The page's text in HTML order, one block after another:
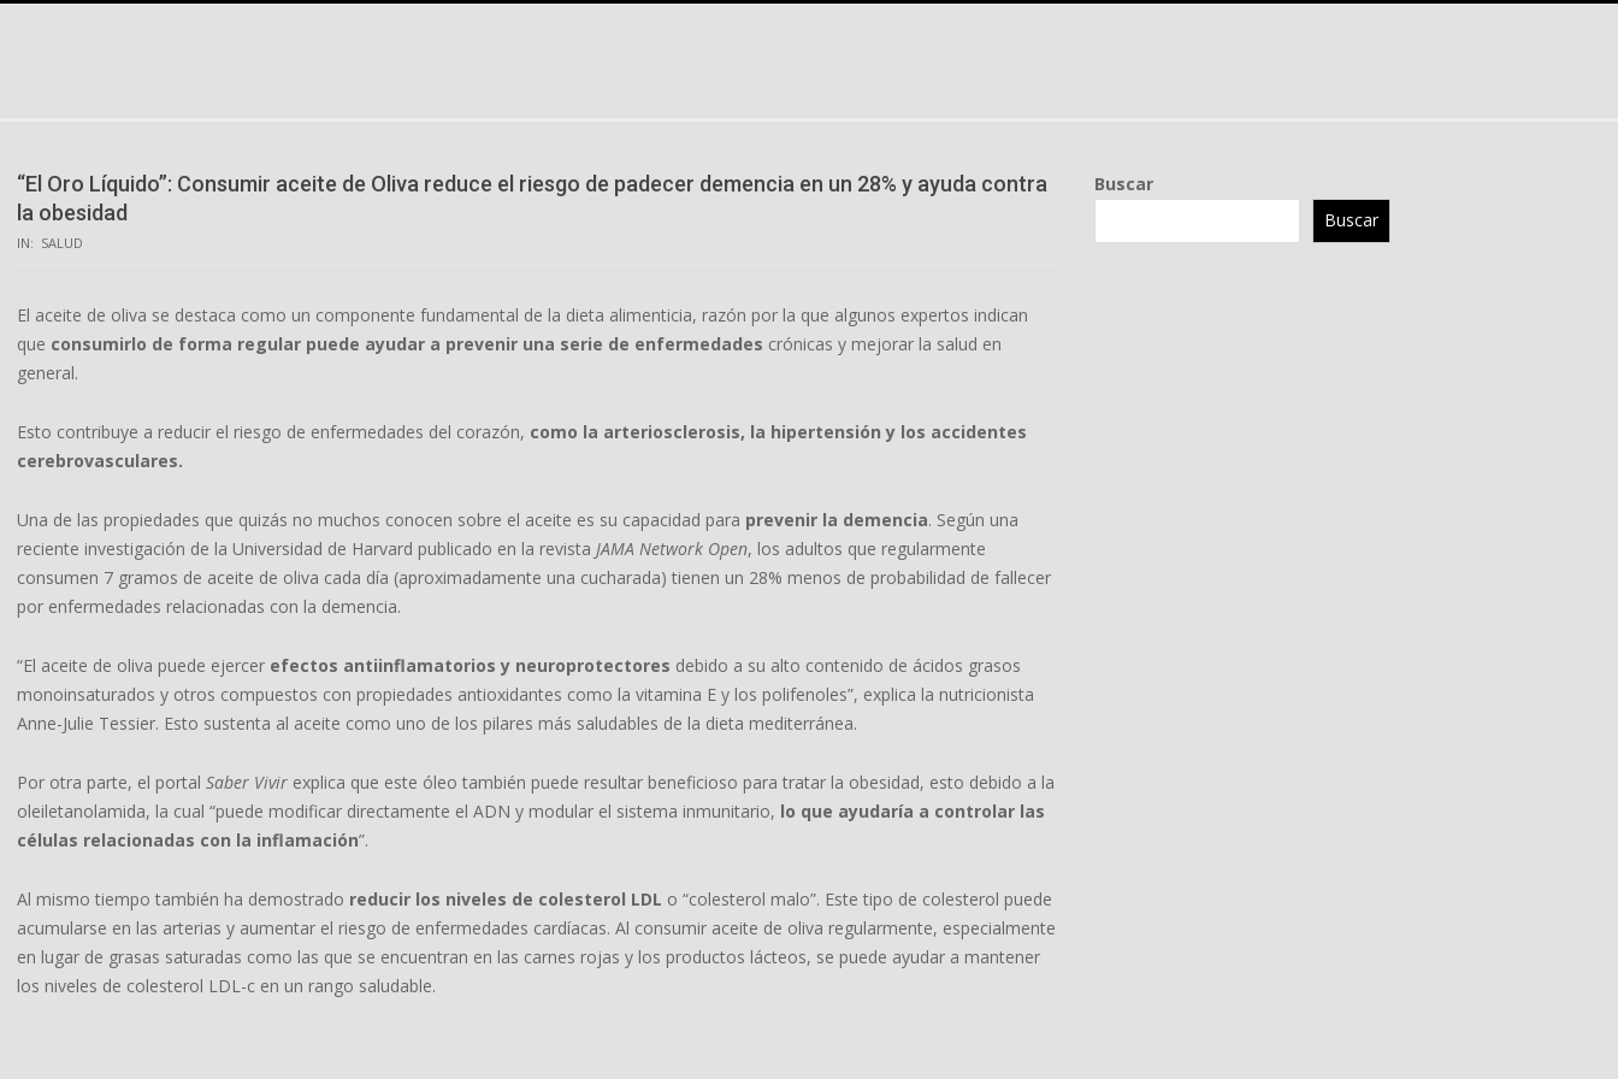
“El Oro Líquido”: Consumir aceite de Oliva reduce el riesgo de padecer demencia en un 28% y ayuda contra
la obesidad
IN: SALUD
El aceite de oliva se destaca como un componente fundamental de la dieta alimenticia, razón por la que algunos expertos indican
que consumirlo de forma regular puede ayudar a prevenir una serie de enfermedades crónicas y mejorar la salud en
general.
Esto contribuye a reducir el riesgo de enfermedades del corazón, como la arteriosclerosis, la hipertensión y los accidentes
cerebrovasculares.
Una de las propiedades que quizás no muchos conocen sobre el aceite es su capacidad para prevenir la demencia. Según una
reciente investigación de la Universidad de Harvard publicado en la revista JAMA Network Open, los adultos que regularmente
consumen 7 gramos de aceite de oliva cada día (aproximadamente una cucharada) tienen un 28% menos de probabilidad de fallecer
por enfermedades relacionadas con la demencia.
“El aceite de oliva puede ejercer efectos antiinflamatorios y neuroprotectores debido a su alto contenido de ácidos grasos
monoinsaturados y otros compuestos con propiedades antioxidantes como la vitamina E y los polifenoles”, explica la nutricionista
Anne-Julie Tessier. Esto sustenta al aceite como uno de los pilares más saludables de la dieta mediterránea.
Por otra parte, el portal Saber Vivir explica que este óleo también puede resultar beneficioso para tratar la obesidad, esto debido a la
oleiletanolamida, la cual “puede modificar directamente el ADN y modular el sistema inmunitario, lo que ayudaría a controlar las
células relacionadas con la inflamación”.
Al mismo tiempo también ha demostrado reducir los niveles de colesterol LDL o “colesterol malo”. Este tipo de colesterol puede
acumularse en las arterias y aumentar el riesgo de enfermedades cardíacas. Al consumir aceite de oliva regularmente, especialmente
en lugar de grasas saturadas como las que se encuentran en las carnes rojas y los productos lácteos, se puede ayudar a mantener
los niveles de colesterol LDL-c en un rango saludable.
Buscar
Buscar